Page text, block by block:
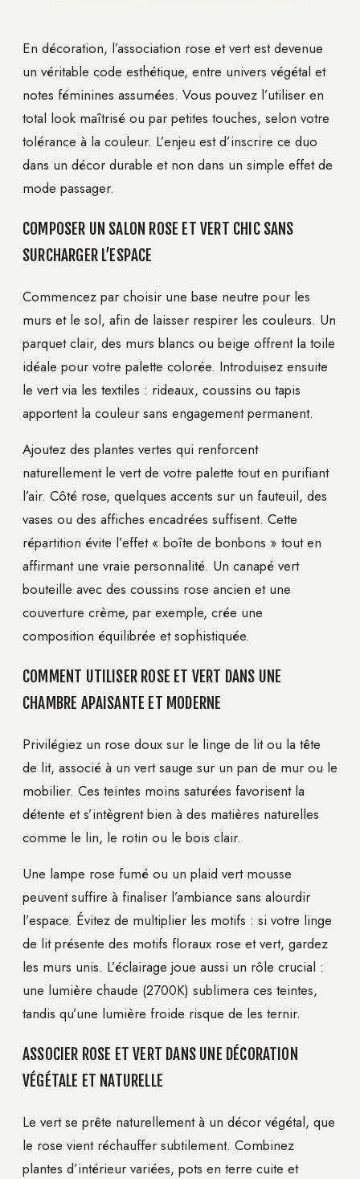
En décoration, l’association rose et vert est devenue
un véritable code esthétique, entre univers végétal et
notes féminines assumées. Vous pouvez l’utiliser en
total look maîtrisé ou par petites touches, selon votre
tolérance à la couleur. L’enjeu est d’inscrire ce duo
dans un décor durable et non dans un simple effet de
mode passager.
COMPOSER UN SALON ROSE ET VERT CHIC SANS
SURCHARGER L’ESPACE
Commencez par choisir une base neutre pour les
murs et le sol, afin de laisser respirer les couleurs. Un
parquet clair, des murs blancs ou beige offrent la toile
idéale pour votre palette colorée. Introduisez ensuite
le vert via les textiles : rideaux, coussins ou tapis
apportent la couleur sans engagement permanent.
Ajoutez des plantes vertes qui renforcent
naturellement le vert de votre palette tout en purifiant
l’air. Côté rose, quelques accents sur un fauteuil, des
vases ou des affiches encadrées suffisent. Cette
répartition évite l’effet « boîte de bonbons » tout en
affirmant une vraie personnalité. Un canapé vert
bouteille avec des coussins rose ancien et une
couverture crème, par exemple, crée une
composition équilibrée et sophistiquée.
COMMENT UTILISER ROSE ET VERT DANS UNE
CHAMBRE APAISANTE ET MODERNE
Privilégiez un rose doux sur le linge de lit ou la tête
de lit, associé à un vert sauge sur un pan de mur ou le
mobilier. Ces teintes moins saturées favorisent la
détente et s’intègrent bien à des matières naturelles
comme le lin, le rotin ou le bois clair.
Une lampe rose fumé ou un plaid vert mousse
peuvent suffire à finaliser l’ambiance sans alourdir
l’espace. Évitez de multiplier les motifs : si votre linge
de lit présente des motifs floraux rose et vert, gardez
les murs unis. L’éclairage joue aussi un rôle crucial :
une lumière chaude (2700K) sublimera ces teintes,
tandis qu’une lumière froide risque de les ternir.
ASSOCIER ROSE ET VERT DANS UNE DÉCORATION
VÉGÉTALE ET NATURELLE
Le vert se prête naturellement à un décor végétal, que
le rose vient réchauffer subtilement. Combinez
plantes d’intérieur variées, pots en terre cuite et